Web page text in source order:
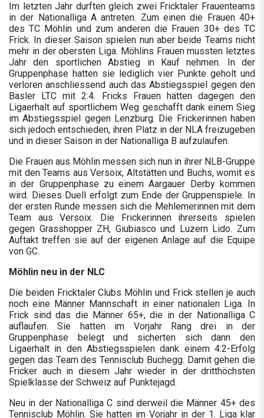
Im letzten Jahr durften gleich zwei Fricktaler Frauenteams
in der Nationalliga A antreten. Zum einen die Frauen 40+
des TC Möhlin und zum anderen die Frauen 30+ des TC
Frick. In dieser Saison spielen nun aber beide Teams nicht
mehr in der obersten Liga. Möhlins Frauen mussten letztes
Jahr den sportlichen Abstieg in Kauf nehmen. In der
Gruppenphase hatten sie lediglich vier Punkte geholt und
verloren anschliessend auch das Abstiegsspiel gegen den
Basler LTC mit 2:4. Fricks Frauen hätten dagegen den
Ligaerhalt auf sportlichem Weg geschafft dank einem Sieg
im Abstiegsspiel gegen Lenzburg. Die Frickerinnen haben
sich jedoch entschieden, ihren Platz in der NLA freizugeben
und in dieser Saison in der Nationalliga B aufzulaufen.
Die Frauen aus Möhlin messen sich nun in ihrer NLB-Gruppe
mit den Teams aus Versoix, Altstätten und Buchs, womit es
in der Gruppenphase zu einem Aargauer Derby kommen
wird. Dieses Duell erfolgt zum Ende der Gruppenspiele. In
der ersten Runde messen sich die Mehlemerinnen mit dem
Team aus Versoix. Die Frickerinnen ihrerseits spielen
gegen Grasshopper ZH, Giubiasco und Luzern Lido. Zum
Auftakt treffen sie auf der eigenen Anlage auf die Equipe
von GC.
Möhlin neu in der NLC
Die beiden Fricktaler Clubs Möhlin und Frick stellen je auch
noch eine Männer Mannschaft in einer nationalen Liga. In
Frick sind das die Männer 65+, die in der Nationalliga C
auflaufen. Sie hatten im Vorjahr Rang drei in der
Gruppenphase belegt und sicherten sich dann den
Ligaerhalt in den Abstiegsspielen dank einem 4:2-Erfolg
gegen das Team des Tennisclub Buchegg. Damit gehen die
Fricker auch in diesem Jahr wieder in der dritthöchsten
Spielklasse der Schweiz auf Punktejagd.
Neu in der Nationalliga C sind derweil die Männer 45+ des
Tennisclub Möhlin. Sie hatten im Vorjahr in der 1. Liga klar